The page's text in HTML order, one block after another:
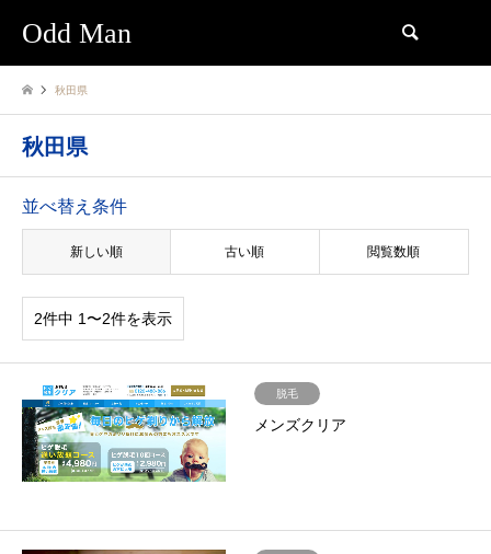
Odd Man
秋田県
秋田県
並べ替え条件
新しい順 古い順 閲覧数順
2件中 1〜2件を表示
脱毛
メンズクリア